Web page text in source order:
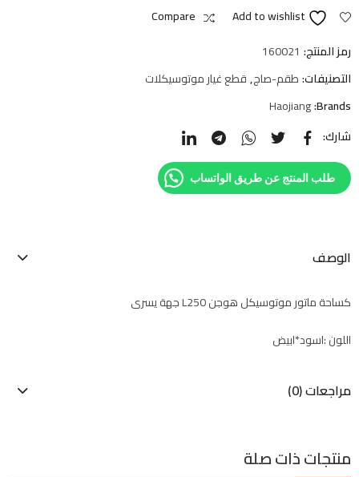
Add to wishlist
Compare
رمز المنتج: 160021
التصنيفات:طقم-صاج,قطع غيار موتوسيكلات
Brands:
Haojiang
شارك:
طلب المنتج عن طريق الواتساب
الوصف
كساحة ماتور موتوسيكل هوجن L250 جهة يسرى
اللون :اسود*ابيض
مراجعات (0)
منتجات ذات صلة